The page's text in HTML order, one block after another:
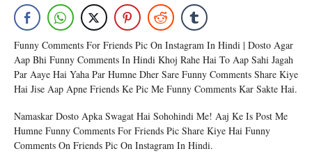
Funny Comments For Friends Pic On Instagram In Hindi | Dosto Agar
Aap Bhi Funny Comments In Hindi Khoj Rahe Hai To Aap Sahi Jagah
Par Aaye Hai Yaha Par Humne Dher Sare Funny Comments Share Kiye
Hai Jise Aap Apne Friends Ke Pic Me Funny Comments Kar Sakte Hai.
Namaskar Dosto Apka Swagat Hai Sohohindi Me! Aaj Ke Is Post Me
Humne Funny Comments For Friends Pic Share Kiye Hai Funny
Comments On Friends Pic On Instagram In Hindi.